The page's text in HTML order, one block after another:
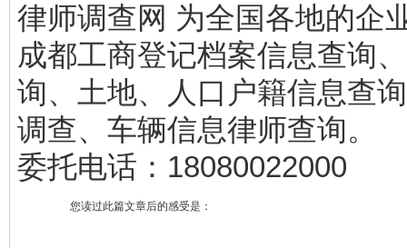
律师调查网 为全国各地的企
成都工商登记档案信息查询
询、土地、人口户籍信息查
调查、车辆信息律师查询。
委托电话：18080022000
您读过此篇文章后的感受是：